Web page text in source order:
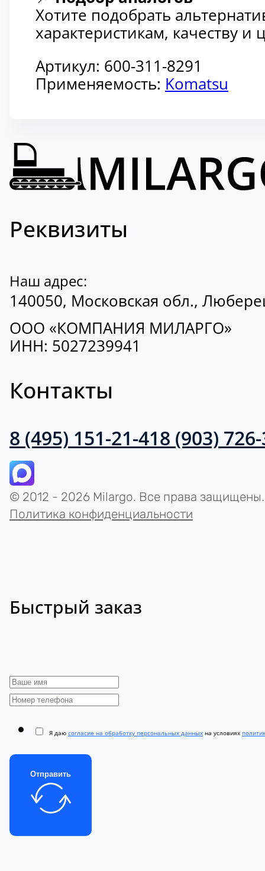
Хотите подобрать
характеристикам, качеству
Артикул: 600-311-8291
Применяемость: Komatsu
Реквизиты
Наш адрес:
140050, Московская обл.,
ООО «КОМПАНИЯ МИЛАРГО»
ИНН: 5027239941
Контакты
8 (495) 151-21-418 (903)
© 2012 - 2026 Milargo. Все права защищены.
Политика конфиденциальности
Быстрый заказ
Я даю согласие на обработку персональных данных на условиях
Отправить